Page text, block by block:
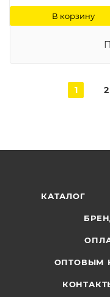
В корзину
1 2
КАТАЛОГ
ОПТОВЫМ